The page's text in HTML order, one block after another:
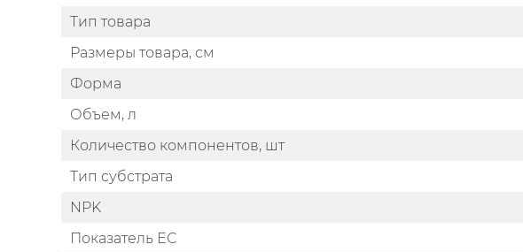
Тип товара
Размеры товара, см
Форма
Объем, л
Количество компонентов, шт
Тип субстрата
NPK
Показатель EС